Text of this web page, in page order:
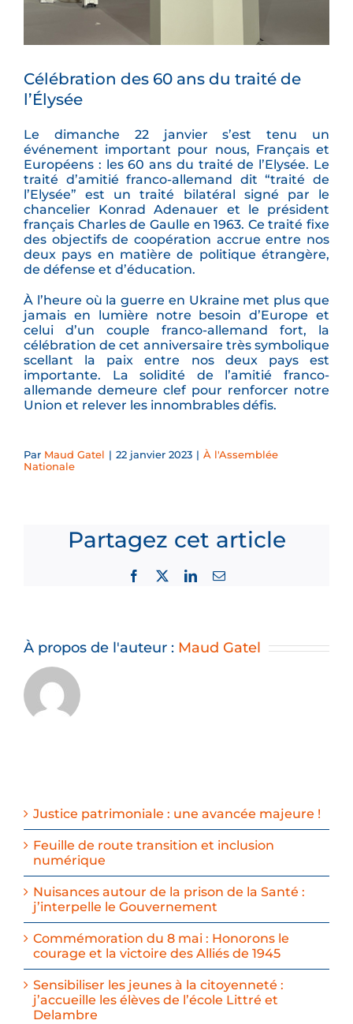
Célébration des 60 ans du traité de
l’Élysée
Le dimanche 22 janvier s’est tenu un
événement important pour nous, Français et
Européens : les 60 ans du traité de l’Elysée. Le
traité d’amitié franco-allemand dit “traité de
l’Elysée” est un traité bilatéral signé par le
chancelier Konrad Adenauer et le président
français Charles de Gaulle en 1963. Ce traité fixe
des objectifs de coopération accrue entre nos
deux pays en matière de politique étrangère,
de défense et d’éducation.
À l’heure où la guerre en Ukraine met plus que
jamais en lumière notre besoin d’Europe et
celui d’un couple franco-allemand fort, la
célébration de cet anniversaire très symbolique
scellant la paix entre nos deux pays est
importante. La solidité de l’amitié franco-
allemande demeure clef pour renforcer notre
Union et relever les innombrables défis.
Par Maud Gatel | 22 janvier 2023 | À l'Assemblée
Nationale
Partagez cet article
Facebook LinkedInEmail
À propos de l'auteur : Maud Gatel
Justice patrimoniale : une avancée majeure !
Feuille de route transition et inclusion
numérique
Nuisances autour de la prison de la Santé :
j’interpelle le Gouvernement
Commémoration du 8 mai : Honorons le
courage et la victoire des Alliés de 1945
Sensibiliser les jeunes à la citoyenneté :
j’accueille les élèves de l’école Littré et
Delambre